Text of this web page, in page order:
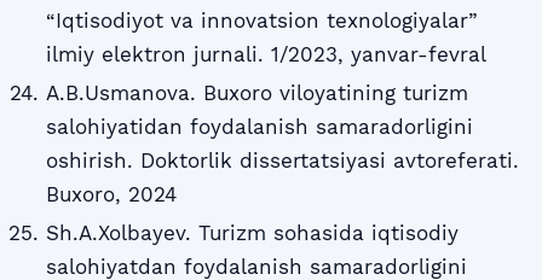
“Iqtisodiyot va innovatsion texnologiyalar”
ilmiy elektron jurnali. 1/2023, yanvar-fevral
A.B.Usmanova. Buxoro viloyatining turizm
salohiyatidan foydalanish samaradorligini
oshirish. Doktorlik dissertatsiyasi avtoreferati.
Buxoro, 2024
Sh.A.Xolbayev. Turizm sohasida iqtisodiy
salohiyatdan foydalanish samaradorligini